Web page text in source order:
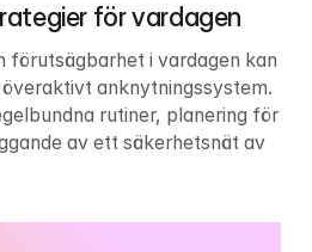
för vardagen
i vardagen kan
anknytningssystem.
rutiner, planering för
av ett säkerhetsnät av